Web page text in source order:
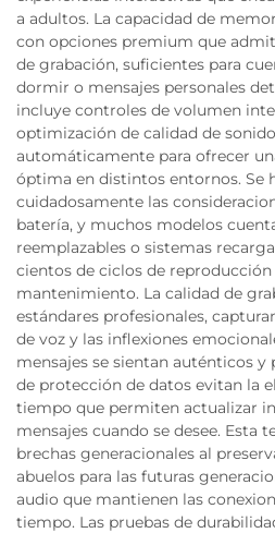
a adultos. La capacidad de
con opciones premium que
de grabación, suficientes para
dormir o mensajes personales
incluye controles de volumen
optimización de calidad de
automáticamente para ofrecer
óptima en distintos entornos. Se
cuidadosamente las
batería, y muchos modelos
reemplazables o sistemas
cientos de ciclos de
mantenimiento. La calidad de
estándares profesionales,
de voz y las inflexiones
mensajes se sientan auténticos y
de protección de datos evitan la
tiempo que permiten actualizar
mensajes cuando se desee. Esta
brechas generacionales al
abuelos para las futuras
audio que mantienen las
tiempo. Las pruebas de